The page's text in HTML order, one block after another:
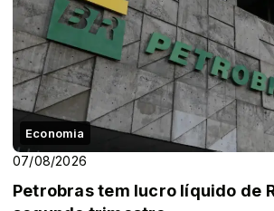
Economia
07/08/2026
Petrobras tem lucro líquido de